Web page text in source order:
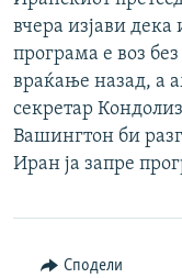
РСЕ веб
вчера изјави дека
програма е воз
враќање назад, а
секретар
Вашингтон би
Иран ја запре
Сподели